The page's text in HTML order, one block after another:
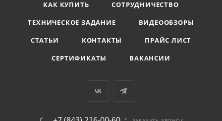
КАК КУПИТЬ
СОТРУДНИЧЕСТВО
ТЕХНИЧЕСКОЕ ЗАДАНИЕ
ВИДЕООБЗОРЫ
СТАТЬИ
КОНТАКТЫ
ПРАЙС ЛИСТ
СЕРТИФИКАТЫ
ВАКАНСИИ